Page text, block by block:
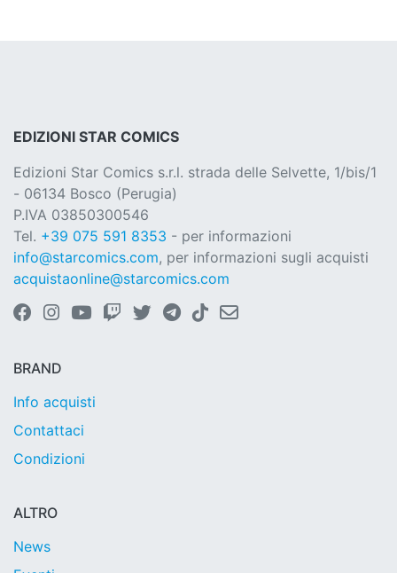
EDIZIONI STAR COMICS
Edizioni Star Comics s.r.l. strada delle Selvette, 1/bis/1
- 06134 Bosco (Perugia)
P.IVA 03850300546
Tel. +39 075 591 8353 - per informazioni
info@starcomics.com, per informazioni sugli acquisti
acquistaonline@starcomics.com
BRAND
Info acquisti
Contattaci
Condizioni
ALTRO
News